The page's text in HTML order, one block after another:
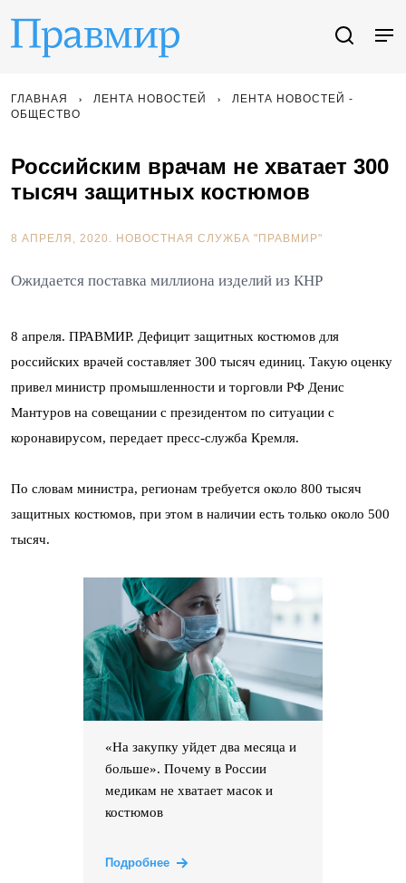
ГЛАВНАЯ ЛЕНТА НОВОСТЕЙ
ЛЕНТА НОВОСТЕЙ -
ОБЩЕСТВО
Российским врачам не хватает 300
тысяч защитных костюмов
8 АПРЕЛЯ, 2020. НОВОСТНАЯ СЛУЖБА "ПРАВМИР"
Ожидается поставка миллиона изделий из КНР
8 апреля. ПРАВМИР. Дефицит защитных костюмов для
российских врачей составляет 300 тысяч единиц. Такую оценку
привел министр промышленности и торговли РФ Денис
Мантуров на совещании с президентом по ситуации с
коронавирусом, передает пресс-служба Кремля.
По словам министра, регионам требуется около 800 тысяч
защитных костюмов, при этом в наличии есть только около 500
тысяч.
«На закупку уйдет два месяца и
больше». Почему в России
медикам не хватает масок и
костюмов
Подробнее